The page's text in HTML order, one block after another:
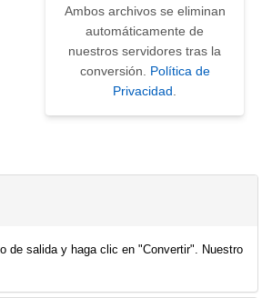
Ambos archivos se eliminan
automáticamente de
nuestros servidores tras la
conversión. Política de
Privacidad
de salida y haga clic en "Convertir". Nuestro